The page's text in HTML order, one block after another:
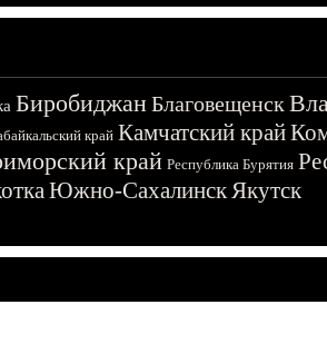
БиробиджанБлаговещенск
край Камчатский край
край Республика Бурятия
Южно-СахалинскЯкутск